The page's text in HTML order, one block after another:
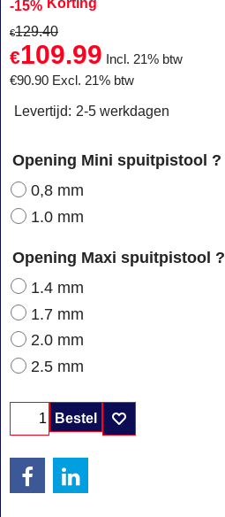
-15%
€129.40
€109.99
Incl. 21% btw
€90.90 Excl. 21% btw
Levertijd: 2-5 werkdagen
Opening Mini spuitpistool ?
0,8 mm
1.0 mm
Opening Maxi spuitpistool ?
1.4 mm
1.7 mm
2.0 mm
2.5 mm
Bestel